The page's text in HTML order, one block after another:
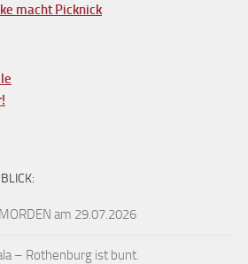
macht Picknick
am 29.07.2026
– Rothenburg ist bunt.